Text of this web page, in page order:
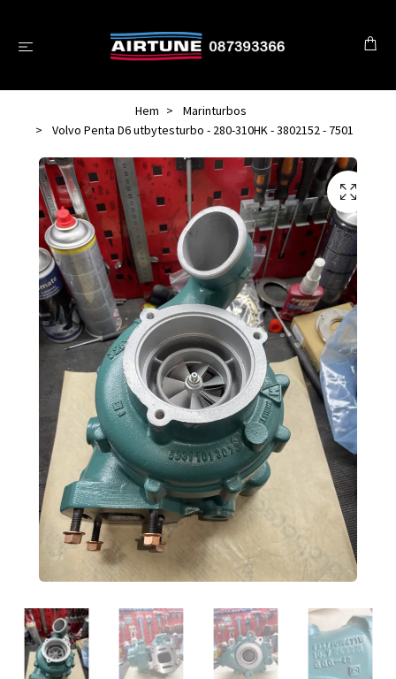
Hem
Marinturbos
Volvo Penta D6 utbytesturbo - 280-310HK - 3802152 - 7501